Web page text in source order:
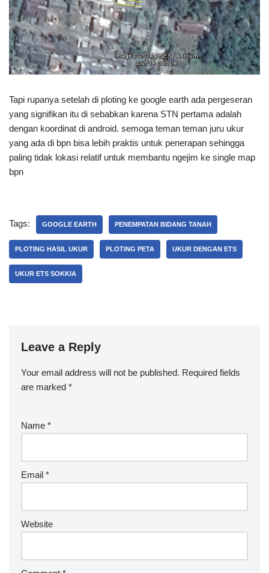
Tapi rupanya setelah di ploting ke google earth ada pergeseran
yang signifikan itu di sebabkan karena STN pertama adalah
dengan koordinat di android. semoga teman teman juru ukur
yang ada di bpn bisa lebih praktis untuk penerapan sehingga
paling tidak lokasi relatif untuk membantu ngejim ke single map
bpn
Tags: GOOGLE EARTH PENEMPATAN BIDANG TANAH
PLOTING HASIL UKUR PLOTING PETA UKUR DENGAN ETS
UKUR ETS SOKKIA
Leave a Reply
Your email address will not be published. Required fields
are marked *
Name *
Email *
Website